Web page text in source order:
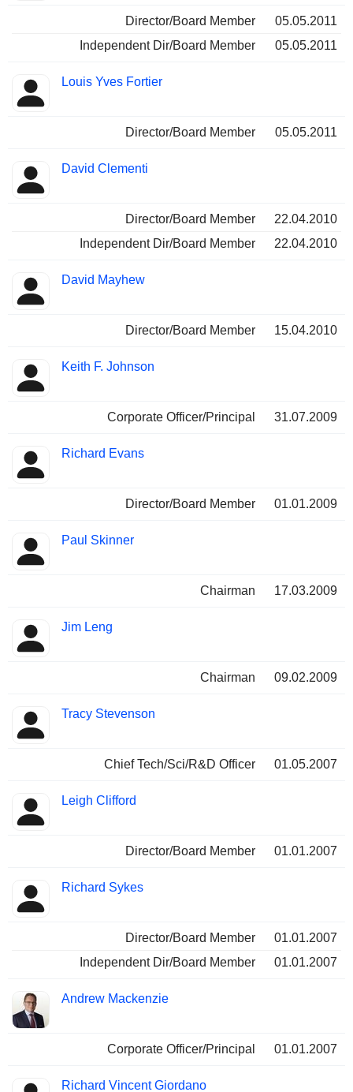
Director/Board Member
05.05.2011
Independent Dir/Board Member
05.05.2011
Louis Yves Fortier
Director/Board Member 05.05.2011
David Clementi
Director/Board Member
22.04.2010
Independent Dir/Board Member
22.04.2010
David Mayhew
Director/Board Member 15.04.2010
Keith F. Johnson
Corporate Officer/Principal 31.07.2009
Richard Evans
Director/Board Member 01.01.2009
Paul Skinner
Chairman 17.03.2009
Jim Leng
Chairman 09.02.2009
Tracy Stevenson
Chief Tech/Sci/R&D Officer 01.05.2007
Leigh Clifford
Director/Board Member 01.01.2007
Richard Sykes
Director/Board Member
01.01.2007
Independent Dir/Board Member
01.01.2007
Andrew Mackenzie
Corporate Officer/Principal 01.01.2007
Richard Vincent Giordano